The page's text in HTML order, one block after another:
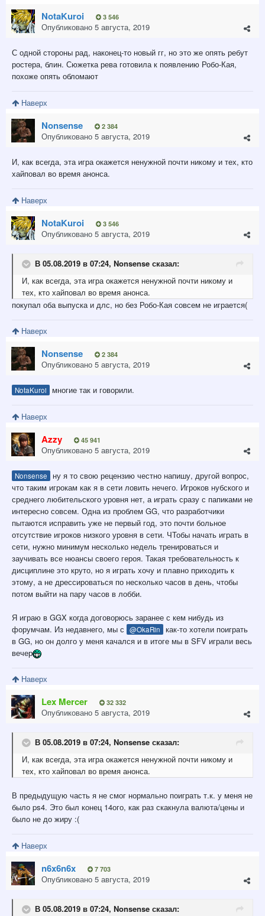
NotaKuroi 3 546
Опубликовано 5 августа, 2019
С одной стороны рад, наконец-то новый гг, но это же опять ребут
ростера, блин. Сюжетка рева готовила к появлению Робо-Кая,
похоже опять обломают
Наверх
Nonsense 2 384
Опубликовано 5 августа, 2019
И, как всегда, эта игра окажется ненужной почти никому и тех, кто
хайповал во время анонса.
Наверх
NotaKuroi 3 546
Опубликовано 5 августа, 2019
В 05.08.2019 в 07:24, Nonsense сказал:
И, как всегда, эта игра окажется ненужной почти никому и
тех, кто хайповал во время анонса.
покупал оба выпуска и длс, но без Робо-Кая совсем не играется(
Наверх
Nonsense 2 384
Опубликовано 5 августа, 2019
NotaKuroi многие так и говорили.
Наверх
Azzy 45 941
Опубликовано 5 августа, 2019
Nonsense
ну я то свою рецензию честно напишу, другой вопрос,
что таким игрокам как я в сети ловить нечего. Игроков нубского и
среднего любительского уровня нет, а играть сразу с папиками не
интересно совсем. Одна из проблем GG, что разработчики
пытаются исправить уже не первый год, это почти больное
отсутствие игроков низкого уровня в сети. ЧТобы начать играть в
сети, нужно минимум несколько недель тренироваться и
заучивать все нюансы своего героя. Такая требовательность к
дисциплине это круто, но я играть хочу и плавно приходить к
этому, а не дрессироваться по несколько часов в день, чтобы
потом выйти на пару часов в лобби.
Я играю в GGX когда договорюсь заранее с кем нибудь из
форумчам. Из недавнего, мы с
@OkaRin
как-то хотели поиграть
в GG, но он долго у меня качался и в итоге мы в SFV играли весь
вечер
Наверх
Lex Mercer 32 332
Опубликовано 5 августа, 2019
В 05.08.2019 в 07:24, Nonsense сказал:
И, как всегда, эта игра окажется ненужной почти никому и
тех, кто хайповал во время анонса.
В предыдущую часть я не смог нормально поиграть т.к. у меня не
было ps4. Это был конец 14ого, как раз скакнула валюта/цены и
было не до жиру :(
Наверх
n6x6n6x 7 703
Опубликовано 5 августа, 2019
В 05.08.2019 в 07:24, Nonsense сказал: